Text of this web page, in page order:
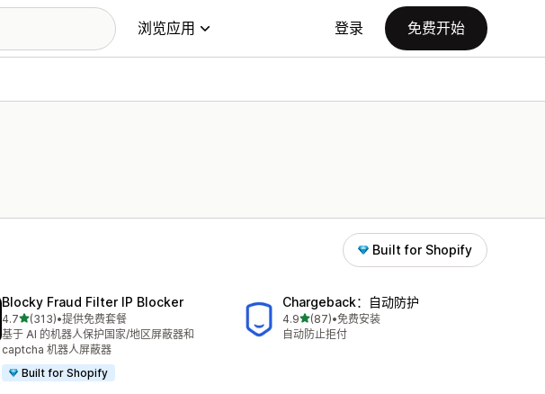
浏览应用 登录 免费开始
Built for Shopify
Blocky Fraud Filter IP Blocker
4.7星（满分 5 星）
(313)
总共 313 条评论
•提供免费套餐
基于 AI 的机器人保护国家/地区屏蔽器和
captcha 机器人屏蔽器
Built for Shopify
Chargeback：自动防护
4.9星（满分 5 星）
(87)
总共 87 条评论
•免费安装
自动防止拒付